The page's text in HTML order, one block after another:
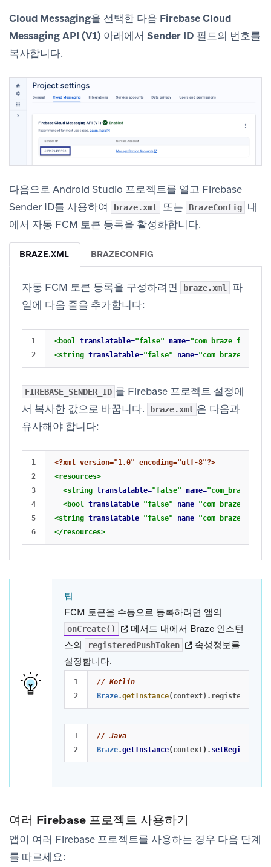
Cloud Messaging을 선택한 다음 Firebase Cloud
Messaging API (V1) 아래에서 Sender ID 필드의 번호를
복사합니다.
다음으로 Android Studio 프로젝트를 열고 Firebase
Sender ID를 사용하여
braze.xml 또는 BrazeConfig
내
에서 자동 FCM 토큰 등록을 활성화합니다.
BRAZE.XML BRAZECONFIG
자동 FCM 토큰 등록을 구성하려면 braze.xml
파
일에 다음 줄을 추가합니다:
1
<bool translatable="false" name=
<string translatable="false" name=
FIREBASE_SENDER_ID 를 Firebase 프로젝트 설정에
서 복사한 값으로 바꿉니다.
braze.xml 은 다음과
유사해야 합니다:
1
2
3
4
5
<?xml version="1.0" encoding="utf-8"?>
<resources>
<string translatable="false" name=
<bool translatable="false" name=
<string translatable="false" name=
</resources>
팁
FCM 토큰을 수동으로 등록하려면 앱의
onCreate() (opens in new tab)
메서드 내에서 Braze 인스턴
스의
registeredPushToken (opens in new tab)
속성정보를
설정합니다.
1
// Kotlin
Braze.getInstance( context).
1
// Java
Braze.getInstance( context).
여러 Firebase 프로젝트 사용하기
앱이 여러 Firebase 프로젝트를 사용하는 경우 다음 단계
를 따르세요: